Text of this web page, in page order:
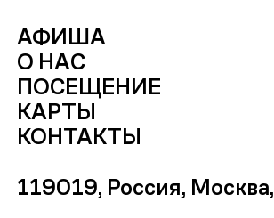
АФИША
О НАС
ПОСЕЩЕНИЕ
КАРТЫ
КОНТАКТЫ
119019, Россия, Москва,